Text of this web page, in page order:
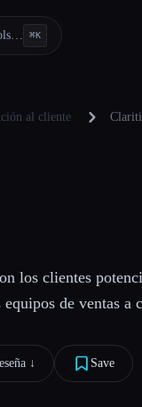
⌘K
al cliente
los clientes
de ventas a
↓︎ Save